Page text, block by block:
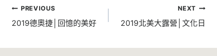
文
章
導
PREVIOUS
2019德奧捷│回憶的美好
NEXT
2019北美大露營│文化日